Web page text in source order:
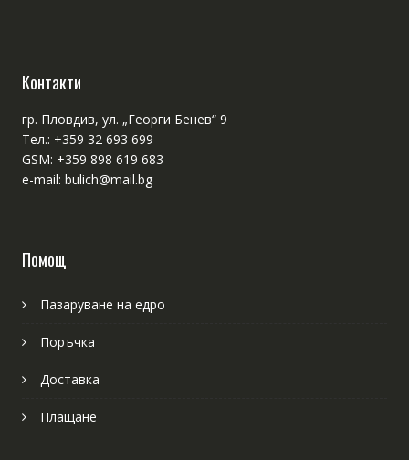
Контакти
гр. Пловдив, ул. „Георги Бенев“ 9
Тел.: +359 32 693 699
GSM: +359 898 619 683
e-mail: bulich@mail.bg
Помощ
Пазаруване на едро
Поръчка
Доставка
Плащане